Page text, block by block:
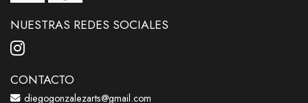
NUESTRAS REDES SOCIALES
CONTACTO
diegogonzalezarts@gmail.com